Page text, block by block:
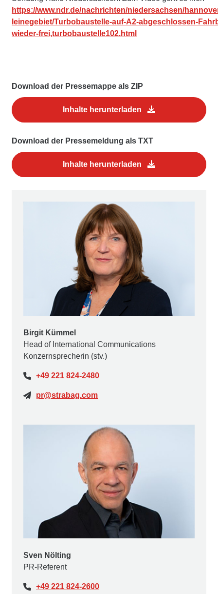
https://www.ndr.de/nachrichten/niedersachsen/
leinegebiet/Turbobaustelle-auf-A2-abgeschlossen-
wieder-frei,turbobaustelle102.html
Download der Pressemappe als ZIP
Inhalte herunterladen
Download der Pressemeldung als TXT
Inhalte herunterladen
Birgit Kümmel
Head of International Communications
Konzernsprecherin (stv.)
+49 221 824-2480
pr@strabag.com
Sven Nölting
PR-Referent
+49 221 824-2600